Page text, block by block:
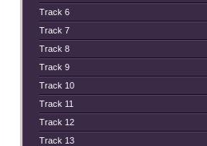
Track 6
Track 7
Track 8
Track 9
Track 10
Track 11
Track 12
Track 13